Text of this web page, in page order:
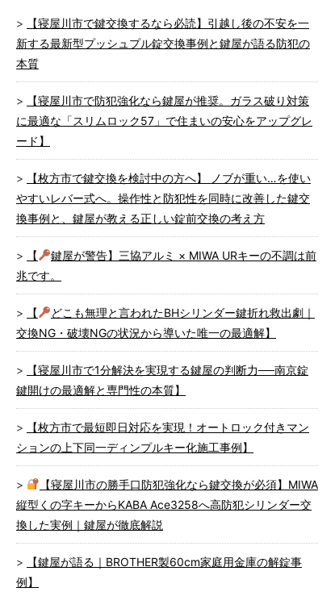
【寝屋川市で鍵交換するなら必読】引越し後の不安を一
新する最新型プッシュプル錠交換事例と鍵屋が語る防犯の
本質
【寝屋川市で防犯強化なら鍵屋が推奨。ガラス破り対策
に最適な「スリムロック57」で住まいの安心をアップグレ
ード】
【枚方市で鍵交換を検討中の方へ】 ノブが重い…を使い
やすいレバー式へ。操作性と防犯性を同時に改善した鍵交
換事例と、鍵屋が教える正しい錠前交換の考え方
【
鍵屋が警告】三協アルミ × MIWA URキーの不調は前
兆です。
【
どこも無理と言われたBHシリンダー鍵折れ救出劇｜
交換NG・破壊NGの状況から導いた唯一の最適解】
【寝屋川市で1分解決を実現する鍵屋の判断力──南京錠
鍵開けの最適解と専門性の本質】
【枚方市で最短即日対応を実現！オートロック付きマン
ションの上下同一ディンプルキー化施工事例】
【寝屋川市の勝手口防犯強化なら鍵交換が必須】MIWA
縦型くの字キーからKABA Ace3258へ高防犯シリンダー交
換した実例｜鍵屋が徹底解説
【鍵屋が語る｜BROTHER製60cm家庭用金庫の解錠事
例】